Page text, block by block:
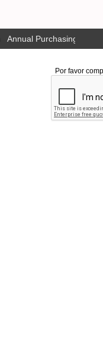
Annual Purchasing Plan
Por favor